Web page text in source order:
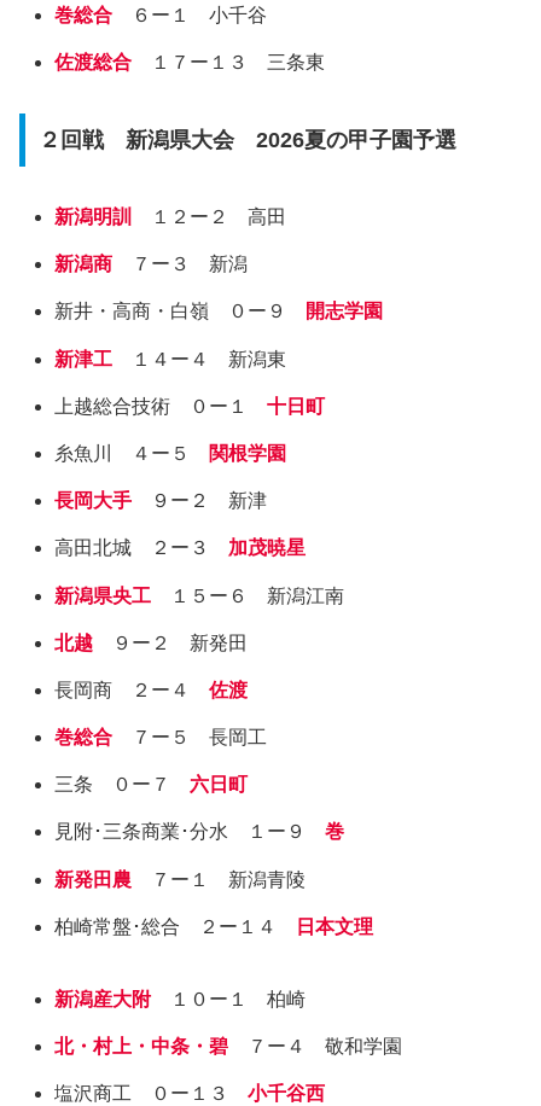
巻総合 ６ー１ 小千谷
佐渡総合 １７ー１３ 三条東
２回戦 新潟県大会 2026夏の甲子園予選
新潟明訓 １２ー２ 高田
新潟商 ７ー３ 新潟
新井・高商・白嶺 ０ー９ 開志学園
新津工 １４ー４ 新潟東
上越総合技術 ０ー１十日町
糸魚川 ４ー５ 関根学園
長岡大手 ９ー２ 新津
高田北城 ２ー３ 加茂暁星
新潟県央工 １５ー６ 新潟江南
北越 ９ー２ 新発田
長岡商 ２ー４佐渡
巻総合 ７ー５ 長岡工
三条 ０ー７六日町
見附･三条商業･分水 １ー９巻
新発田農 ７ー１ 新潟青陵
柏崎常盤･総合 ２ー１４ 日本文理
新潟産大附 １０ー１ 柏崎
北・村上・中条・碧 ７ー４ 敬和学園
塩沢商工 ０ー１３小千谷西